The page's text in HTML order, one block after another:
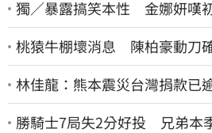
獨／暴露搞笑本性 金娜妍嘆
桃猿牛棚壞消息 陳柏豪動刀
林佳龍：熊本震災台灣捐款
勝騎士7局失2分好投 兄弟本